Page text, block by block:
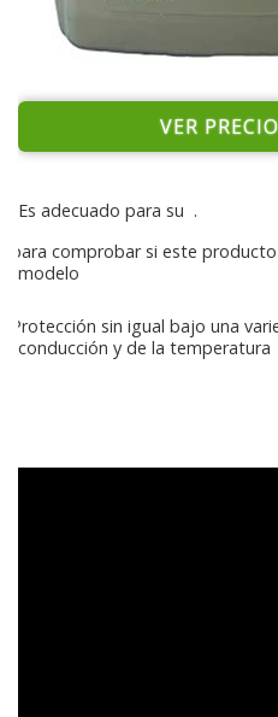
VER
Es adecuado para su .
para comprobar si este
modelo
Protección sin igual bajo una
conducción y de la temperatura